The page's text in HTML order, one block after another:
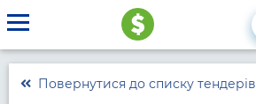
Повернутися до списку тендерів